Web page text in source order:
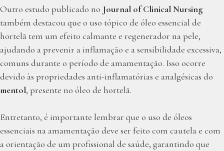
Outro estudo publicado no Journal of Clinical Nursing
também destacou que o uso tópico de óleo essencial de
hortelã tem um efeito calmante e regenerador na pele,
ajudando a prevenir a inflamação e a sensibilidade excessiva,
comuns durante o período de amamentação. Isso ocorre
devido às propriedades anti-inflamatórias e analgésicas do
mentol, presente no óleo de hortelã.
Entretanto, é importante lembrar que o uso de óleos
essenciais na amamentação deve ser feito com cautela e com
a orientação de um profissional de saúde, garantindo que